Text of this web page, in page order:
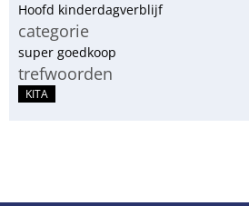
Hoofd kinderdagverblijf
categorie
super goedkoop
trefwoorden
KITA